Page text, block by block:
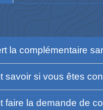
la complémentaire
savoir si vous êtes
faire la demande de